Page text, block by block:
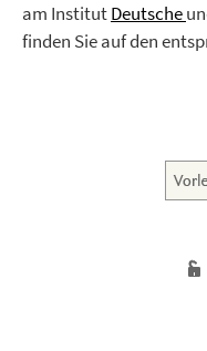
am InstitutDeutsche
finden Sie auf den